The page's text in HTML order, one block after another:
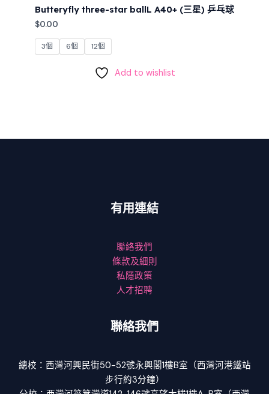
Butteryfly three-star ballL A40+ (三星) 乒乓球
$0.00
3個 6個 12個
Add to wishlist
有用連結
聯絡我們
條款及細則
私隱政策
人才招聘
聯絡我們
總校：西灣河興民街50-52號永興閣1樓B室（西灣河港鐵站
步行約3分鐘）